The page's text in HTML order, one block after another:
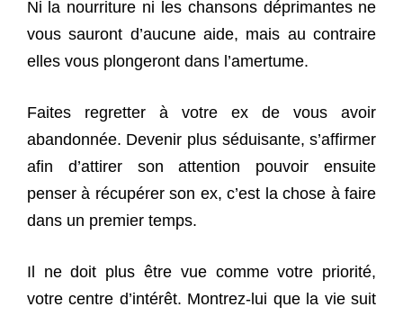
Ni la nourriture ni les chansons déprimantes ne
vous sauront d’aucune aide, mais au contraire
elles vous plongeront dans l’amertume.
Faites regretter à votre ex de vous avoir
abandonnée. Devenir plus séduisante, s’affirmer
afin d’attirer son attention pouvoir ensuite
penser à récupérer son ex, c’est la chose à faire
dans un premier temps.
Il ne doit plus être vue comme votre priorité,
votre centre d’intérêt. Montrez-lui que la vie suit